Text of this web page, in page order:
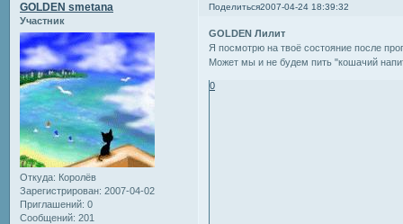
Поделиться2007-04-24 18:39:32
GOLDEN smetana
Участник
Откуда: Королёв
Зарегистрирован: 2007-04-02
Приглашений: 0
Сообщений: 201
GOLDEN Лилит
Я посмотрю на твоё состояние после
Может мы и не будем пить "кошачий
0